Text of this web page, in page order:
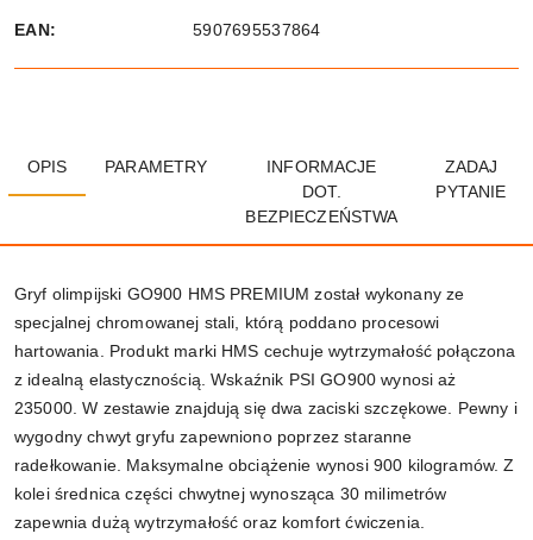
EAN: 5907695537864
OPIS PARAMETRY
INFORMACJE
DOT.
BEZPIECZEŃSTWA
ZADAJ
PYTANIE
Gryf olimpijski GO900 HMS PREMIUM został wykonany ze
specjalnej chromowanej stali, którą poddano procesowi
hartowania. Produkt marki HMS cechuje wytrzymałość połączona
z idealną elastycznością. Wskaźnik PSI GO900 wynosi aż
235000. W zestawie znajdują się dwa zaciski szczękowe. Pewny i
wygodny chwyt gryfu zapewniono poprzez staranne
radełkowanie. Maksymalne obciążenie wynosi 900 kilogramów. Z
kolei średnica części chwytnej wynosząca 30 milimetrów
zapewnia dużą wytrzymałość oraz komfort ćwiczenia.